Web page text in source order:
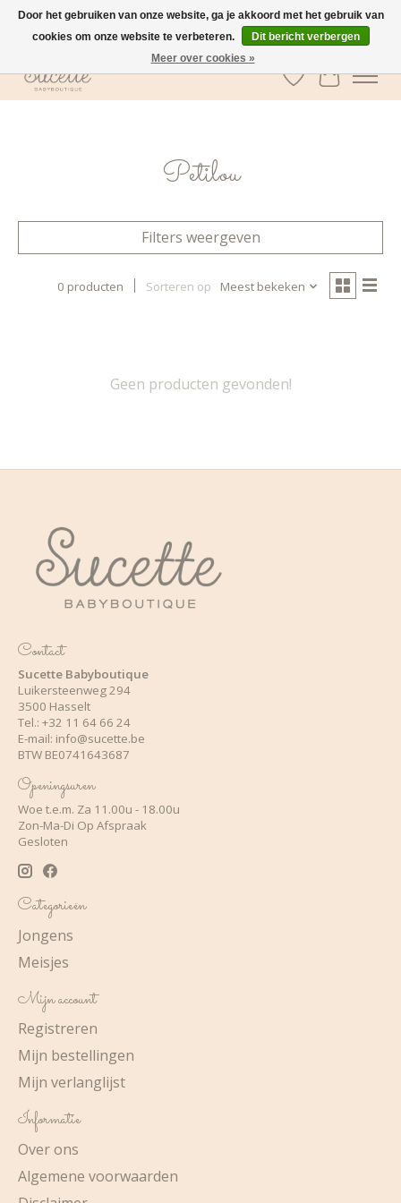
GRATIS verzending vanaf €100 in België
Verlanglijst
Petilou
Filters weergeven
0 producten Sorteren op Meest bekeken
Geen producten gevonden!
Contact
Sucette Babyboutique
Luikersteenweg 294
3500 Hasselt
Tel.: +32 11 64 66 24
E-mail: info@sucette.be
BTW BE0741643687
Openingsuren
Woe t.e.m. Za 11.00u - 18.00u
Zon-Ma-Di Op Afspraak
Gesloten
Categorieën
Jongens
Meisjes
Mijn account
Registreren
Mijn bestellingen
Mijn verlanglijst
Informatie
Over ons
Algemene voorwaarden
Door het gebruiken van onze website, ga je akkoord met het gebruik van
cookies om onze website te verbeteren.
Dit bericht verbergen
Meer over cookies »